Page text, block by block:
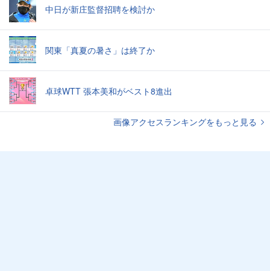
中日が新庄監督招聘を検討か
関東「真夏の暑さ」は終了か
卓球WTT 張本美和がベスト8進出
画像アクセスランキングをもっと見る